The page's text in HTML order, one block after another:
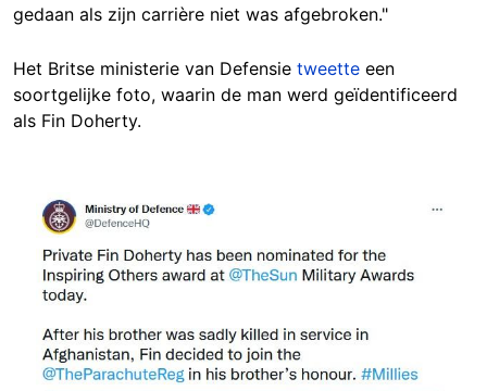
gedaan als zijn carrière niet was afgebroken."
Het Britse ministerie van Defensie tweette een
soortgelijke foto, waarin de man werd geïdentificeerd
als Fin Doherty.
Image